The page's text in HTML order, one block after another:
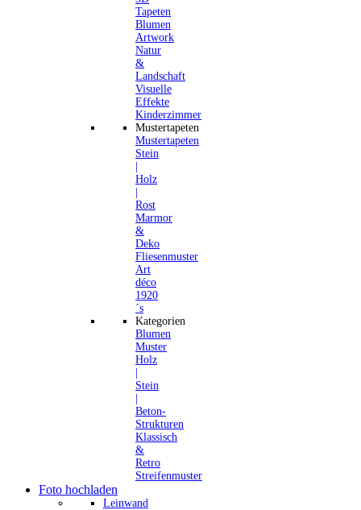
Tapeten
Blumen
Artwork
Natur
&
Landschaft
Visuelle
Effekte
Kinderzimmer
Mustertapeten
Mustertapeten
Stein
Holz
Rost
Marmor
&
Deko
Fliesenmuster
Art
déco
1920
´s
Kategorien
Blumen
Muster
Holz
Stein
Beton-
Strukturen
Klassisch
&
Retro
Streifenmuster
Foto hochladen
Leinwand